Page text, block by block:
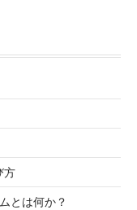
方
とは何か？